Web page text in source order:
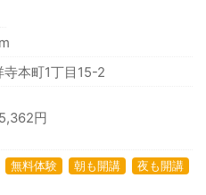
本町1丁目15-2
円
無料体験 朝も開講
夜も開講